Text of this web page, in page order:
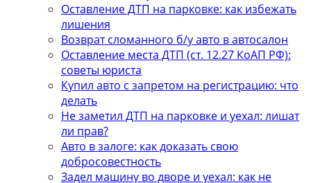
Оставление ДТП на парковке: как избежать
лишения
Возврат сломанного б/у авто в автосалон
Оставление места ДТП (ст. 12.27 КоАП РФ):
советы юриста
Купил авто с запретом на регистрацию: что
делать
Не заметил ДТП на парковке и уехал: лишат
ли прав?
Авто в залоге: как доказать свою
добросовестность
Задел машину во дворе и уехал: как не